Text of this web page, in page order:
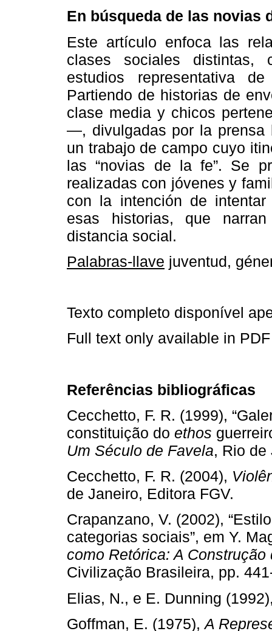
En búsqueda de las novias
Este artículo enfoca las
clases sociales distintas,
estudios representativa
Partiendo de historias de
clase media y chicos
—, divulgadas por la prensa
un trabajo de campo cuyo
las “novias de la fe”. Se
realizadas con jóvenes y
con la intención de
esas historias, que
distancia social.
Palabras-llave juventud,
Texto completo disponível
Full text only available in
Referências bibliográficas
Cecchetto, F. R. (1999),
constituição do ethos
Um Século de Favela, Rio
Cecchetto, F. R. (2004),
de Janeiro, Editora FGV.
Crapanzano, V. (2002),
categorias sociais”, em Y.
como Retórica: A Construção
Civilização Brasileira, pp.
Elias, N., e E. Dunning
Goffman, E. (1975),A